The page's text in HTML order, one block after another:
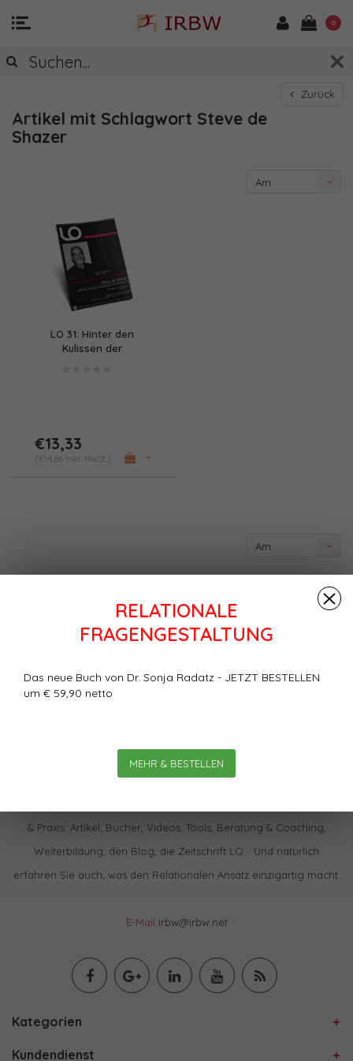
RELATIONALE
FRAGENGESTALTUNG
Das neue Buch von Dr. Sonja Radatz - JETZT BESTELLEN
um € 59,90 netto
MEHR & BESTELLEN
0
Zurück
Artikel mit Schlagwort Steve de
Shazer
Am
LO 31: Hinter den
Kulissen der
€13,33
(€14,66 Inkl. MwSt.) +
Am
& Praxis: Artikel, Bücher, Videos, Tools, Beratung & Coaching,
Weiterbildung, den Blog, die Zeitschrift LO… Und natürlich
erfahren Sie auch, was den Relationalen Ansatz einzigartig macht.
E-Mail irbw@irbw.net
Kategorien
Kundendienst